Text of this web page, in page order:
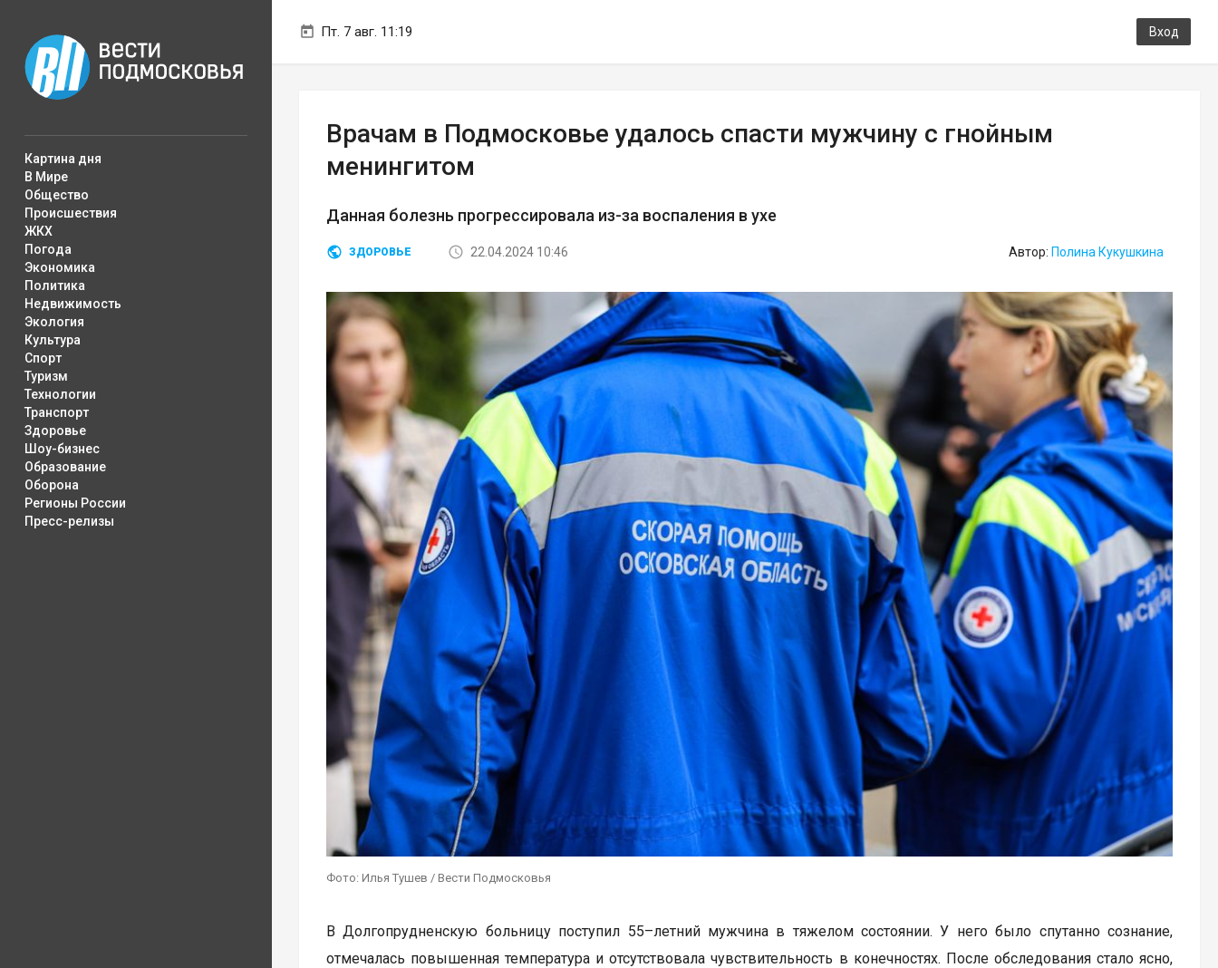
Пт. 7 авг. 11:19 Вход
Картина дня
В Мире
Общество
Происшествия
ЖКХ
Погода
Экономика
Политика
Недвижимость
Экология
Культура
Спорт
Туризм
Технологии
Транспорт
Здоровье
Шоу-бизнес
Образование
Оборона
Регионы России
Пресс-релизы
Врачам в Подмосковье удалось спасти мужчину с гнойным
менингитом
Данная болезнь прогрессировала из-за воспаления в ухе
ЗДОРОВЬЕ 22.04.2024 10:46 Автор: Полина Кукушкина
Фото: Илья Тушев / Вести Подмосковья
В Долгопрудненскую больницу поступил 55–летний мужчина в тяжелом состоянии. У него было спутанно сознание,
отмечалась повышенная температура и отсутствовала чувствительность в конечностях. После обследования стало ясно,